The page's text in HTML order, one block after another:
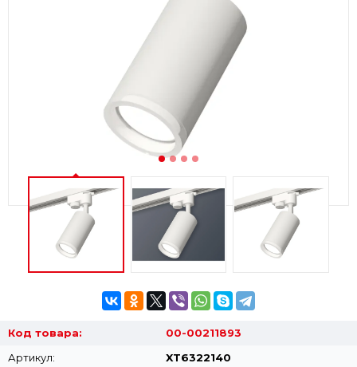
Код товара:
00-00211893
Артикул:
XT6322140